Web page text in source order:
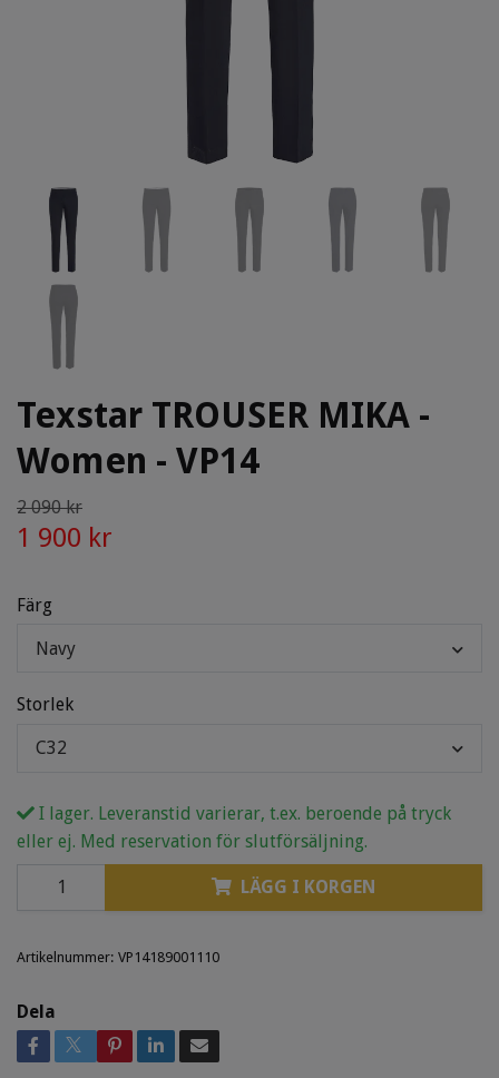
Texstar TROUSER MIKA -
Women - VP14
2 090 kr
1 900 kr
Färg
Navy
Storlek
C32
I lager. Leveranstid varierar, t.ex. beroende på tryck
eller ej. Med reservation för slutförsäljning.
LÄGG I KORGEN
Artikelnummer: VP14189001110
Dela